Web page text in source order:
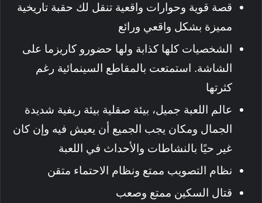
قصة قوية وحوارات واقعية تنقل لك حقبة تاريخية
مميزة بشكل واقعي ورائع
الشخصيات كلها كذابة ولها حضورو كاريزما على
الشاشة. استمتعت بالمقاطع السينمائية رغم
كثرتها
عالم اللعبة جميل، بيئة صقلية بيئة ريفية شديدة
الجمال ومكان يجب الجميع أن يعيش فيه وإن كان
غير حيًا بالنشاطات والأحداث في اللعبة
نظام التصويب ممتع ونظام الاحتماء متقن
قتال السكين ممتع وصعب